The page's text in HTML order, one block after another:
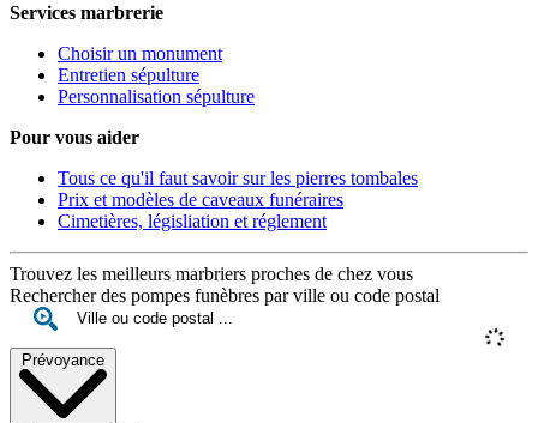
Services marbrerie
Choisir un monument
Entretien sépulture
Personnalisation sépulture
Pour vous aider
Tous ce qu'il faut savoir sur les pierres tombales
Prix et modèles de caveaux funéraires
Cimetières, législiation et réglement
Trouvez les meilleurs marbriers proches de chez vous
Rechercher des pompes funèbres par ville ou code postal
Prévoyance